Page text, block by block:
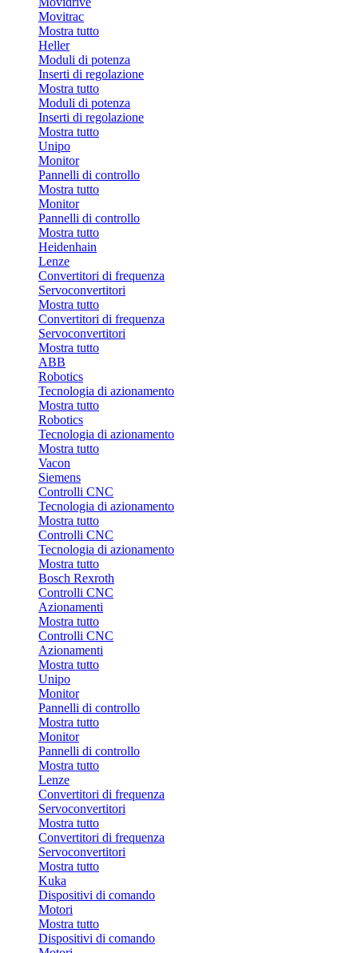
Movitrac
Mostra tutto
Heller
Moduli di potenza
Inserti di regolazione
Mostra tutto
Moduli di potenza
Inserti di regolazione
Mostra tutto
Unipo
Monitor
Pannelli di controllo
Mostra tutto
Monitor
Pannelli di controllo
Mostra tutto
Heidenhain
Lenze
Convertitori di frequenza
Servoconvertitori
Mostra tutto
Convertitori di frequenza
Servoconvertitori
Mostra tutto
ABB
Robotics
Tecnologia di azionamento
Mostra tutto
Robotics
Tecnologia di azionamento
Mostra tutto
Vacon
Siemens
Controlli CNC
Tecnologia di azionamento
Mostra tutto
Controlli CNC
Tecnologia di azionamento
Mostra tutto
Bosch Rexroth
Controlli CNC
Azionamenti
Mostra tutto
Controlli CNC
Azionamenti
Mostra tutto
Unipo
Monitor
Pannelli di controllo
Mostra tutto
Monitor
Pannelli di controllo
Mostra tutto
Lenze
Convertitori di frequenza
Servoconvertitori
Mostra tutto
Convertitori di frequenza
Servoconvertitori
Mostra tutto
Kuka
Dispositivi di comando
Motori
Mostra tutto
Dispositivi di comando